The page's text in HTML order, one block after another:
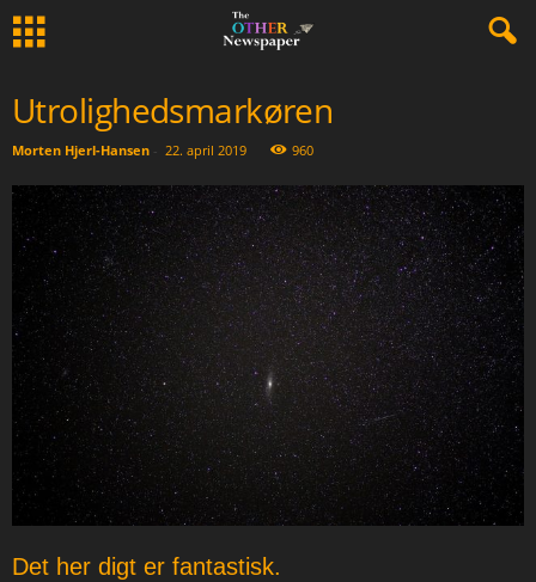
Utrolighedsmarkøren
Morten Hjerl-Hansen - 22. april 2019 960
Det her digt er fantastisk.